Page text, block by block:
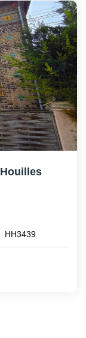
Houilles
HH3439